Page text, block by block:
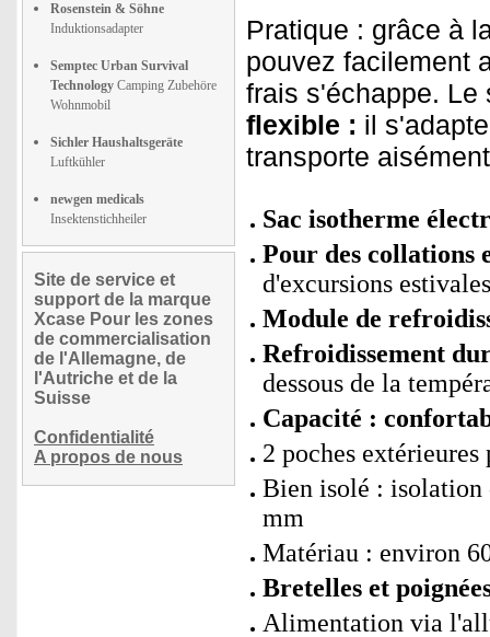
Rosenstein & Söhne
Induktionsadapter
Semptec Urban Survival
Technology Camping Zubehöre
Wohnmobil
Sichler Haushaltsgeräte
Luftkühler
newgen medicals
Insektenstichheiler
Site de service et
support de la marque
Xcase Pour les zones
de commercialisation
de l'Allemagne, de
l'Autriche et de la
Suisse
Confidentialité
A propos de nous
Pratique : grâce à
pouvez facilement
frais s'échappe.
flexible : il
transporte
Sac isotherme
Pour des collations
d'excursions
Module de
Refroidissement
dessous de la
Capacité :
2 poches extérieures
Bien isolé : isolation
mm
Matériau : environ
Bretelles et
Alimentation via